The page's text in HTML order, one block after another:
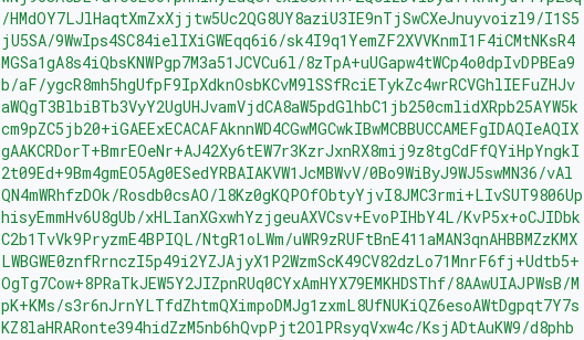
/HMdOY7LJlHaqtXmZxXjjtw5Uc2QG8UY8aziU3IE9nTjSwCXeJnuyvoizl9/I1S5
jU5SA/9WwIps4SC84ielIXiGWEqq6i6/sk4I9q1YemZF2XVVKnmI1F4iCMtNKsR4
MGSa1gA8s4iQbsKNWPgp7M3a51JCVCu6l/8zTpA+uUGapw4tWCp4o0dpIvDPBEa9
b/aF/ygcR8mh5hgUfpF9IpXdknOsbKCvM9lSSfRciETykZc4wrRCVGhlIEFuZHJv
aWQgT3BlbiBTb3VyY2UgUHJvamVjdCA8aW5pdGlhbC1jb250cmlidXRpb25AYW5k
cm9pZC5jb20+iGAEExECACAFAknnWD4CGwMGCwkIBwMCBBUCCAMEFgIDAQIeAQIX
gAAKCRDorT+BmrEOeNr+AJ42Xy6tEW7r3KzrJxnRX8mij9z8tgCdFfQYiHpYngkI
2t09Ed+9Bm4gmEO5Ag0ESedYRBAIAKVW1JcMBWvV/0Bo9WiByJ9WJ5swMN36/vAl
QN4mWRhfzDOk/Rosdb0csAO/l8Kz0gKQPOfObtyYjvI8JMC3rmi+LIvSUT9806Up
hisyEmmHv6U8gUb/xHLIanXGxwhYzjgeuAXVCsv+EvoPIHbY4L/KvP5x+oCJIDbk
C2b1TvVk9PryzmE4BPIQL/NtgR1oLWm/uWR9zRUFtBnE411aMAN3qnAHBBMZzKMX
LWBGWE0znfRrnczI5p49i2YZJAjyX1P2WzmScK49CV82dzLo71MnrF6fj+Udtb5+
OgTg7Cow+8PRaTkJEW5Y2JIZpnRUq0CYxAmHYX79EMKHDSThf/8AAwUIAJPWsB/M
pK+KMs/s3r6nJrnYLTfdZhtmQXimpoDMJg1zxmL8UfNUKiQZ6esoAWtDgpqt7Y7s
KZ8laHRARonte394hidZzM5nb6hQvpPjt2OlPRsyqVxw4c/KsjADtAuKW9/d8phb